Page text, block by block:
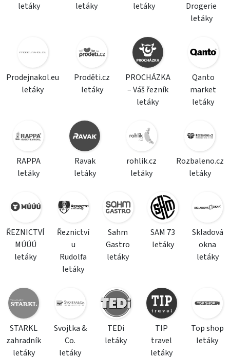
letáky
letáky
letáky
Drogerie
letáky
Prodejnakol.eu
letáky
Proděti.cz
letáky
PROCHÁZKA
– Váš řezník
letáky
Qanto
market
letáky
RAPPA
letáky
Ravak
letáky
rohlik.cz
letáky
Rozbaleno.cz
letáky
ŘEZNICTVÍ
MÚÚÚ
letáky
Řeznictví
u
Rudolfa
letáky
Sahm
Gastro
letáky
SAM 73
letáky
Skladová
okna
letáky
STARKL
zahradník
letáky
Svojtka &
Co.
letáky
TEDi
letáky
TIP
travel
letáky
Top shop
letáky